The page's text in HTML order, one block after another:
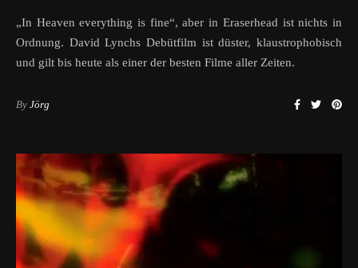
„In Heaven everything is fine“, aber in Eraserhead ist nichts in
Ordnung. David Lynchs Debütfilm ist düster, klaustrophobisch
und gilt bis heute als einer der besten Filme aller Zeiten.
By Jörg